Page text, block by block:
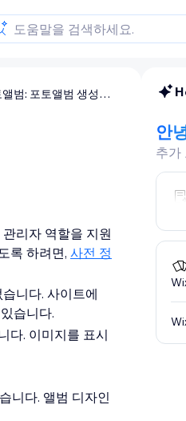
Wix 포토앨범: 포토앨범 생성하기
리자 역할을 지원
록 하려면, 사전 정
니다. 사이트에
습니다.
다. 이미지를 표시
니다. 앨범 디자인
안
추가